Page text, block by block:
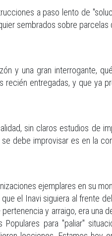
a paso lento de
sembrados sobre parcelas
y una gran interrogante,
recién entregadas, y que ya
sin claros estudios de
debe improvisar es en la
ejemplares en su
el Inavi siguiera al frente
y arraigo, era una
para "paliar"